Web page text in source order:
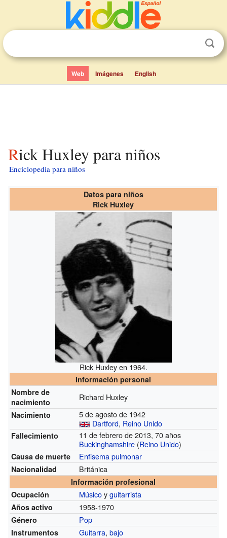
Web Imágenes English
Rick Huxley para niños
Enciclopedia para niños
Datos para niños
Rick Huxley
Rick Huxley en 1964.
Información personal
Nombre de
nacimiento
Richard Huxley
Nacimiento
5 de agosto de 1942
Dartford, Reino Unido
Fallecimiento
11 de febrero de 2013, 70 años
Buckinghamshire (Reino Unido)
Causa de muerte Enfisema pulmonar
Nacionalidad Británica
Información profesional
Ocupación
Músicoyguitarrista
Años activo 1958-1970
Género Pop
Instrumentos Guitarra,bajo